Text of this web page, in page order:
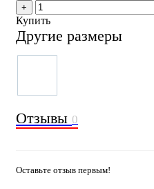
+
Купить
Другие размеры
Отзывы 0
Оставьте отзыв первым!